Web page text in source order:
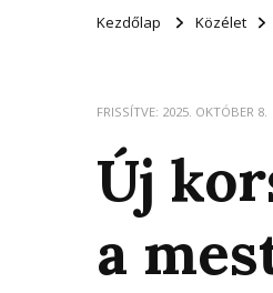
Kezdőlap Közélet
FRISSÍTVE: 2025. OKTÓBER 8.
Új
a